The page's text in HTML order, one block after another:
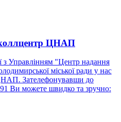
ЦНАП
з Управлінням "Центр надання
міської ради у нас
Зателефонувавши до
Ви можете швидко та зручно: